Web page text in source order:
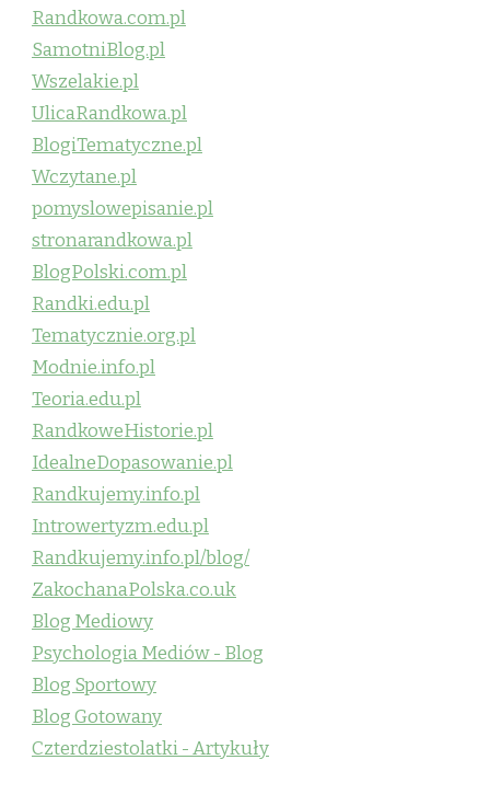
Randkowa.com.pl
SamotniBlog.pl
Wszelakie.pl
UlicaRandkowa.pl
BlogiTematyczne.pl
Wczytane.pl
pomyslowepisanie.pl
stronarandkowa.pl
BlogPolski.com.pl
Randki.edu.pl
Tematycznie.org.pl
Modnie.info.pl
Teoria.edu.pl
RandkoweHistorie.pl
IdealneDopasowanie.pl
Randkujemy.info.pl
Introwertyzm.edu.pl
Randkujemy.info.pl/blog/
ZakochanaPolska.co.uk
Blog Mediowy
Psychologia Mediów - Blog
Blog Sportowy
Blog Gotowany
Czterdziestolatki - Artykuły